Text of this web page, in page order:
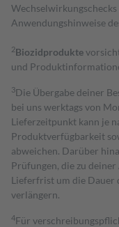
Anwendungshinweise
2Biozidprodukte
und
3Die Übergabe deiner
bei uns werktags von
Lieferzeitpunkt kann je
Produktverfügbarkeit
abweichen. Darüber
Prüfungen, die zu
Lieferfrist um die Dauer
verlängern.
4Für